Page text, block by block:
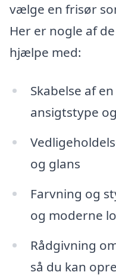
vælge en frisør
Her er nogle af
hjælpe med:
Skabelse af
ansigtstype
og glans
Farvning og
og moderne
Rådgivning
så du kan